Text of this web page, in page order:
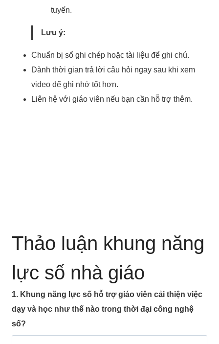
tuyến.
Lưu ý:
Chuẩn bị sổ ghi chép hoặc tài liệu để ghi chú.
Dành thời gian trả lời câu hỏi ngay sau khi xem
video để ghi nhớ tốt hơn.
Liên hệ với giáo viên nếu bạn cần hỗ trợ thêm.
Thảo luận khung năng
lực số nhà giáo
1. Khung năng lực số hỗ trợ giáo viên cải thiện việc
dạy và học như thế nào trong thời đại công nghệ
số?